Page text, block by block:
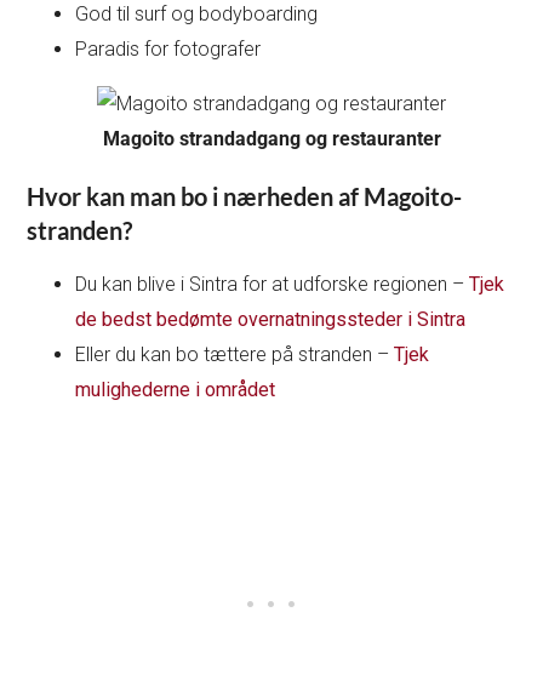
God til surf og bodyboarding
Paradis for fotografer
Magoito strandadgang og restauranter
Hvor kan man bo i nærheden af Magoito-
stranden?
Du kan blive i Sintra for at udforske regionen –Tjek
de bedst bedømte overnatningssteder i Sintra
Eller du kan bo tættere på stranden –Tjek
mulighederne i området